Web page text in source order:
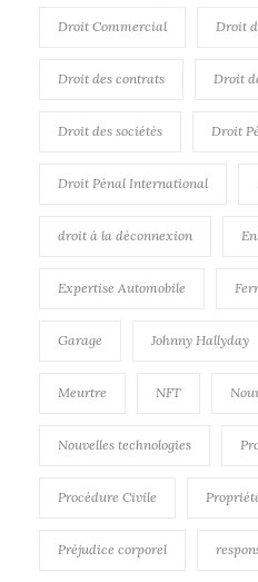
Droit Commercial Droit
Droit des contrats Droit
Droit des sociétés Droit
Droit Pénal International
droit à la déconnexion
Expertise Automobile
Garage Johnny Hallyday
Meurtre NFT
Nouvelles technologies
Procédure Civile
Préjudice corporel